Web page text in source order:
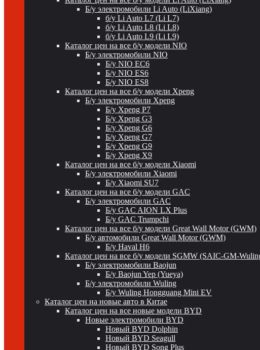
Б/у электромобили Li Auto (LiXiang)
б/у Li Auto L7 (Li L7)
б/у Li Auto L8 (Li L8)
б/у Li Auto L9 (Li L9)
Каталог цен на все б/у модели NIO
Б/у электромобили NIO
Б/у NIO EC6
Б/у NIO ES6
Б/у NIO ES8
Каталог цен на все б/у модели Xpeng
Б/у электромобили Xpeng
Б/у Xpeng P7
Б/у Xpeng G3
Б/у Xpeng G6
Б/у Xpeng G7
Б/у Xpeng G9
Б/у Xpeng X9
Каталог цен на все б/у модели Xiaomi
Б/у электромобили Xiaomi
Б/у Xiaomi SU7
Каталог цен на все б/у модели GAC
Б/у электромобили GAC
Б/у GAC AION LX Plus
Б/у GAC Trumpchi
Каталог цен на все б/у модели Great Wall Motor (GWM)
Б/у автомобили Great Wall Motor (GWM)
Б/у Haval H6
Каталог цен на все б/у модели SGMW (SAIC-GM-
Б/у электромобили Baojun
Б/у Baojun Yep (Yueya)
Б/у электромобили Wuling
Б/у Wuling Hongguang Mini EV
Каталог цен на новые авто в Китае
Каталог цен на все новые модели BYD
Новые электромобили BYD
Новый BYD Dolphin
Новый BYD Seagull
Новый BYD Song Plus